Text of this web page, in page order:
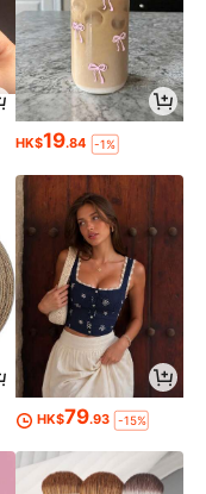
HK$19.84 -1%
HK$79.93 -15%